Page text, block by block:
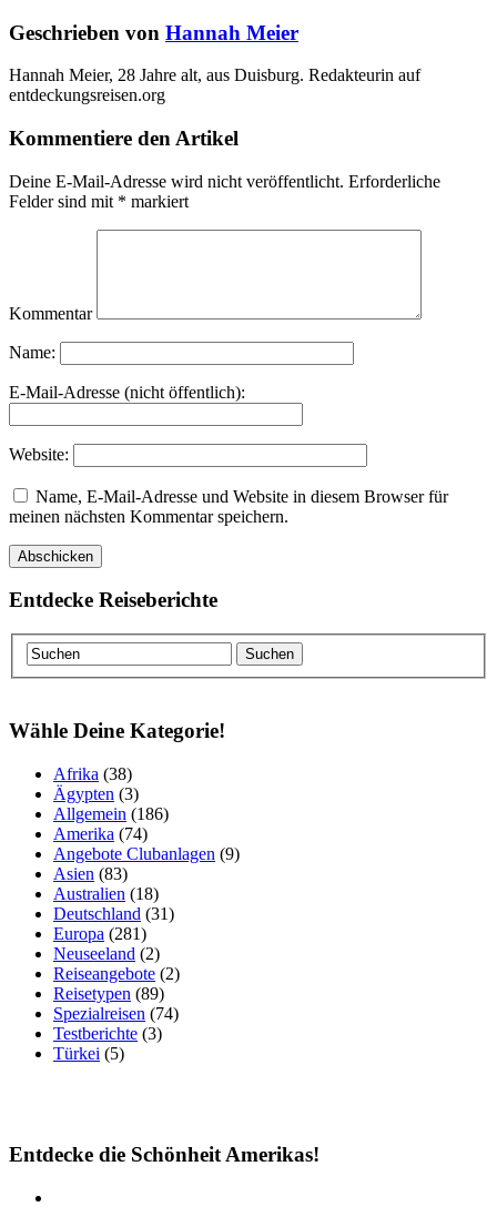
Geschrieben von Hannah Meier
Hannah Meier, 28 Jahre alt, aus Duisburg. Redakteurin auf
entdeckungsreisen.org
Kommentiere den Artikel
Deine E-Mail-Adresse wird nicht veröffentlicht. Erforderliche
Felder sind mit * markiert
Kommentar
Name:
E-Mail-Adresse (nicht öffentlich):
Website:
Name, E-Mail-Adresse und Website in diesem Browser für
meinen nächsten Kommentar speichern.
Entdecke Reiseberichte
Wähle Deine Kategorie!
Afrika (38)
Ägypten (3)
Allgemein (186)
Amerika (74)
Angebote Clubanlagen (9)
Asien (83)
Australien (18)
Deutschland (31)
Europa (281)
Neuseeland (2)
Reiseangebote (2)
Reisetypen (89)
Spezialreisen (74)
Testberichte (3)
Türkei (5)
Entdecke die Schönheit Amerikas!